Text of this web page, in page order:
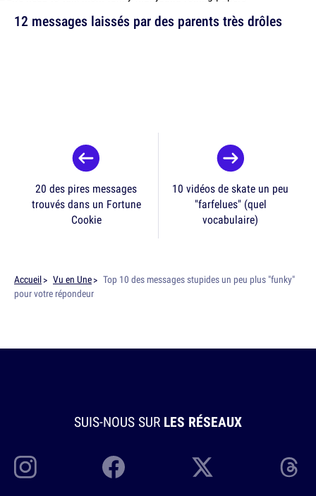
12 messages laissés par des parents très drôles
20 des pires messages
trouvés dans un Fortune
Cookie
10 vidéos de skate un peu
"farfelues" (quel
vocabulaire)
Accueil Vu en Une
Top 10 des messages stupides un peu plus "funky"
pour votre répondeur
SUIS-NOUS SUR LES RÉSEAUX